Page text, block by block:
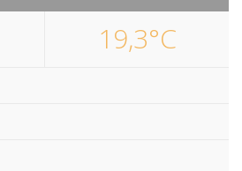
19,3°C